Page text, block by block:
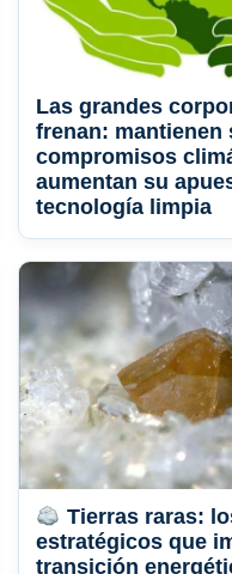
Las grandes
frenan: mantienen
compromisos
aumentan su
tecnología limpia
Tierras raras:
estratégicos que
transición